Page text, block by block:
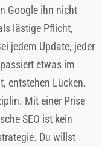
Google ihn nicht
lästige Pflicht,
jedem Update, jeder
etwas im
entstehen Lücken.
Mit einer Prise
SEO ist kein
Du willst